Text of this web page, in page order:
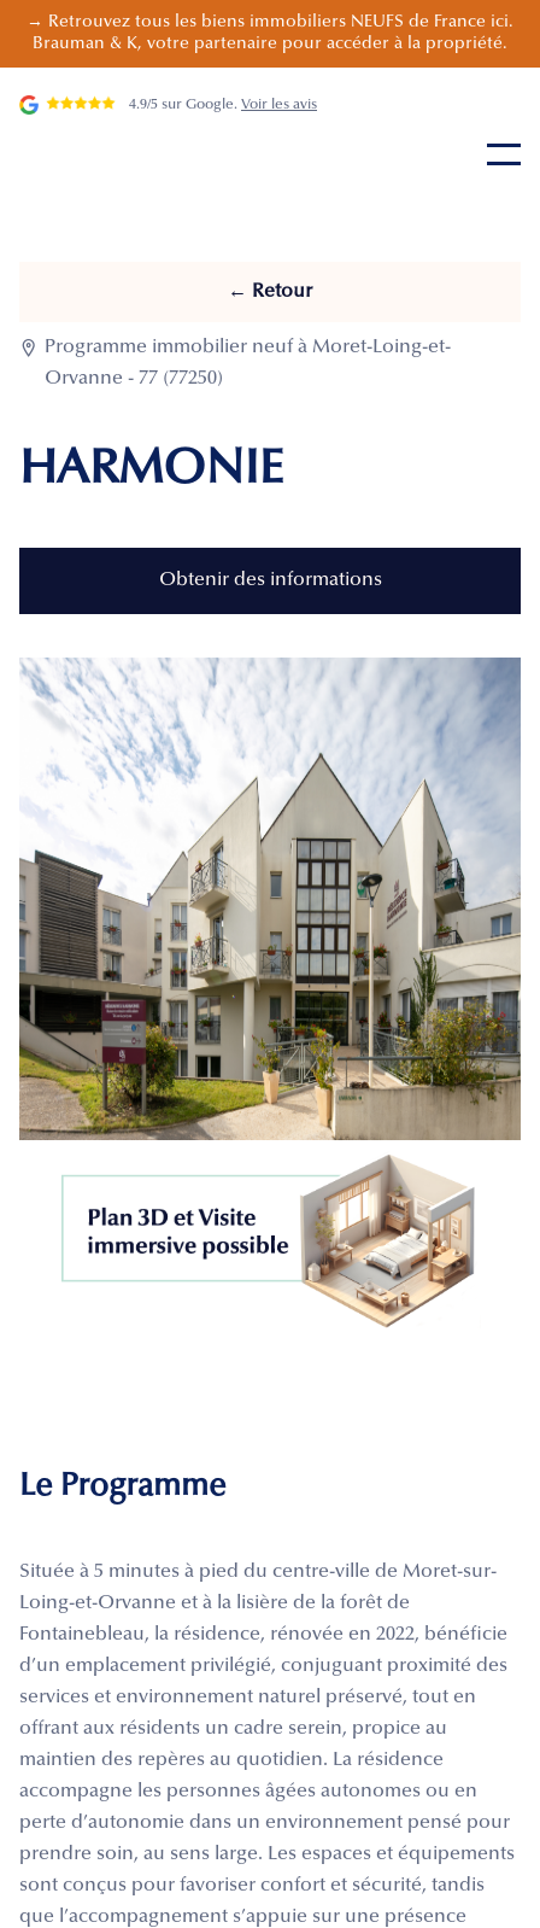
→ Retrouvez tous les biens immobiliers NEUFS de France ici.
Brauman & K, votre partenaire pour accéder à la propriété.
4.9/5 sur Google. Voir les avis
← Retour

Programme immobilier neuf à Moret-Loing-et-
Orvanne - 77 (77250)
HARMONIE
Obtenir des informations
Le Programme
Située à 5 minutes à pied du centre-ville de Moret-sur-
Loing-et-Orvanne et à la lisière de la forêt de
Fontainebleau, la résidence, rénovée en 2022, bénéficie
d’un emplacement privilégié, conjuguant proximité des
services et environnement naturel préservé, tout en
offrant aux résidents un cadre serein, propice au
maintien des repères au quotidien. La résidence
accompagne les personnes âgées autonomes ou en
perte d’autonomie dans un environnement pensé pour
prendre soin, au sens large. Les espaces et équipements
sont conçus pour favoriser confort et sécurité, tandis
que l’accompagnement s’appuie sur une présence